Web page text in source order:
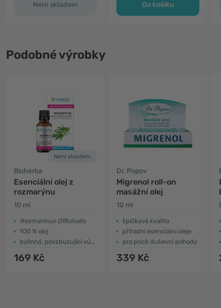
Není skladem Do košíku
Podobné výrobky
Není skladem
Bioherba
Esenciální olej z
rozmarýnu
10 ml
Rosmarinus Officinalis
100 % olej
bylinná, povzbuzující vůně
169 Kč
Dr. Popov
Migrenol roll-on
masážní olej
10 ml
špičková kvalita
přírodní esenciální oleje
pro pocit duševní pohody
339 Kč